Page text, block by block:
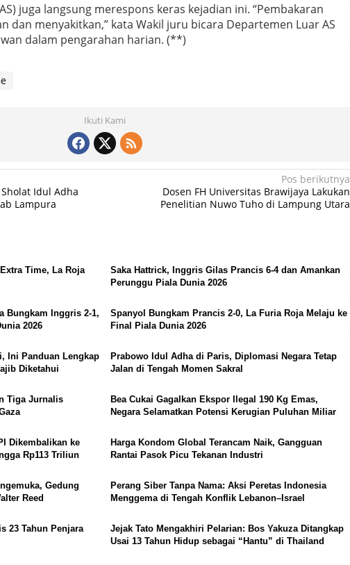
juga langsung merespons keras kejadian ini. “Pembakaran
dan menyakitkan,” kata Wakil juru bicara Departemen Luar AS
dalam pengarahan harian. (**)
Ikuti Kami
Idul Adha
Lampura
Pos berikutnya
Dosen FH Universitas Brawijaya Lakukan
Penelitian Nuwo Tuho di Lampung Utara
Time, La Roja
Saka Hattrick, Inggris Gilas Prancis 6-4 dan Amankan
Perunggu Piala Dunia 2026
Bungkam Inggris 2-1,
2026
Spanyol Bungkam Prancis 2-0, La Furia Roja Melaju ke
Final Piala Dunia 2026
Ini Panduan Lengkap
Diketahui
Prabowo Idul Adha di Paris, Diplomasi Negara Tetap
Jalan di Tengah Momen Sakral
Tiga Jurnalis
Bea Cukai Gagalkan Ekspor Ilegal 190 Kg Emas,
Negara Selamatkan Potensi Kerugian Puluhan Miliar
Dikembalikan ke
Rp113 Triliun
Harga Kondom Global Terancam Naik, Gangguan
Rantai Pasok Picu Tekanan Industri
Gedung
Reed
Perang Siber Tanpa Nama: Aksi Peretas Indonesia
Menggema di Tengah Konflik Lebanon–Israel
23 Tahun Penjara
Jejak Tato Mengakhiri Pelarian: Bos Yakuza Ditangkap
Usai 13 Tahun Hidup sebagai “Hantu” di Thailand